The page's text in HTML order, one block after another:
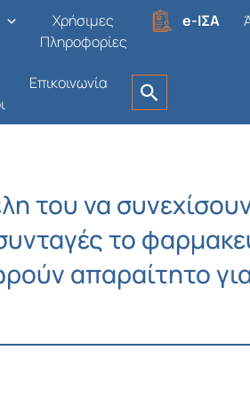
Χρήσιμες
Πληροφορίες
e-ΙΣΑ
Επικοινωνία
του να
το
απαραίτητο